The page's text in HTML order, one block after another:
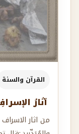
القرآن والسنة
آثارُ